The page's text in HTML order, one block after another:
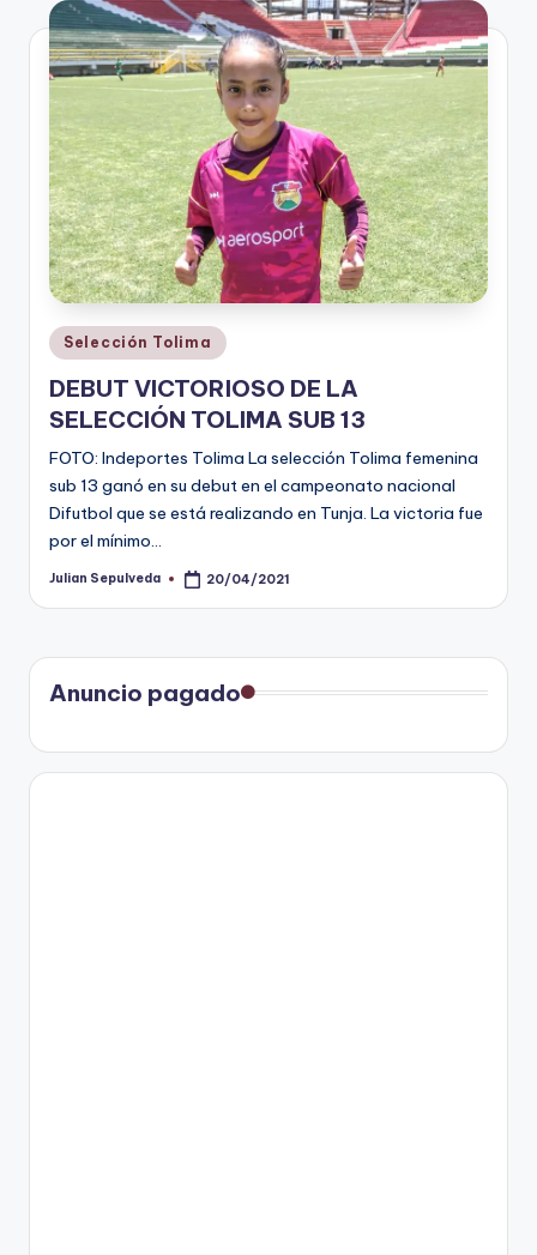
V
o
ti
n
t
Publicado
en
Selección Tolima
DEBUT VICTORIOSO DE LA
SELECCIÓN TOLIMA SUB 13
FOTO: Indeportes Tolima La selección Tolima femenina
sub 13 ganó en su debut en el campeonato nacional
Difutbol que se está realizando en Tunja. La victoria fue
por el mínimo…
Publicado
Julian Sepulveda 20/04/2021
Anuncio pagado